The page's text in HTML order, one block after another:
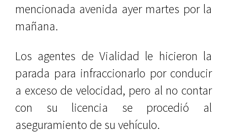
mencionada avenida ayer martes por la
mañana.
Los agentes de Vialidad le hicieron la
parada para infraccionarlo por conducir
a exceso de velocidad, pero al no contar
con su licencia se procedió al
aseguramiento de su vehículo.